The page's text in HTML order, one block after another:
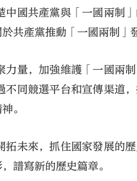
國共產黨與「一國兩制
共產黨推動「一國兩制」
量，加強維護「一國兩制
同競選平台和宣傳渠道
。
未來，抓住國家發展的
譜寫新的歷史篇章。